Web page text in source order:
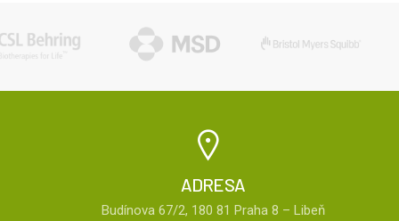
ADRESA
Budínova 67/2, 180 81 Praha 8 – Libeň